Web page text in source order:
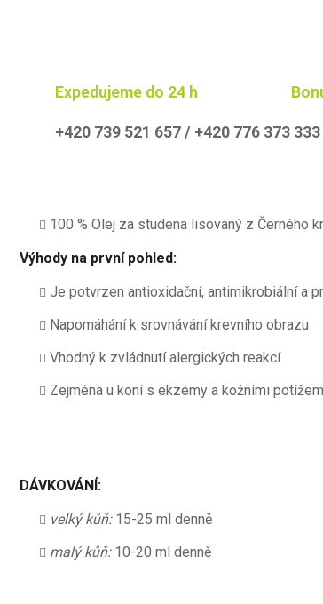
Expedujeme do 24 h
+420 739 521 657 / +420 776 373 333
100 % Olej za studena lisovaný z Černého
Výhody na první pohled:
Je potvrzen antioxidační, antimikrobiální a
Napomáhání k srovnávání krevního obrazu
Vhodný k zvládnutí alergických reakcí
Zejména u koní s ekzémy a kožními
DÁVKOVÁNÍ:
velký kůň:15-25 ml denně
malý kůň:10-20 ml denně